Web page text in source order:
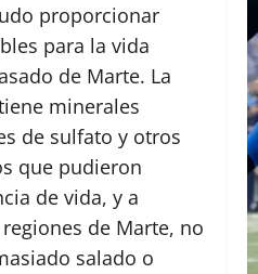
proporcionar
para la vida
de Marte. La
minerales
de sulfato y otros
que pudieron
de vida, y a
de Marte, no
salado o